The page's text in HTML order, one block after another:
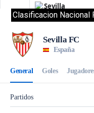
Clasificacion Nacional